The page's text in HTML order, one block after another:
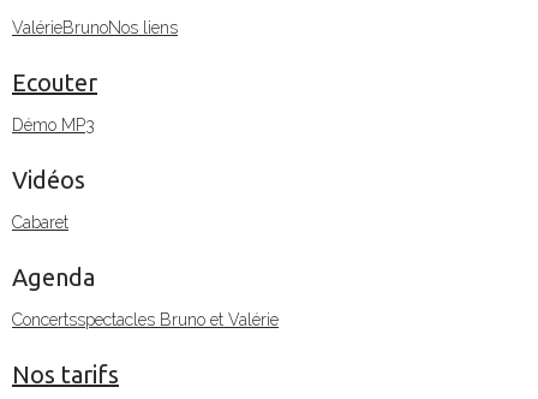
ValérieBrunoNos liens
Ecouter
Démo MP3
Vidéos
Cabaret
Agenda
Concertsspectacles Bruno et Valérie
Nos tarifs